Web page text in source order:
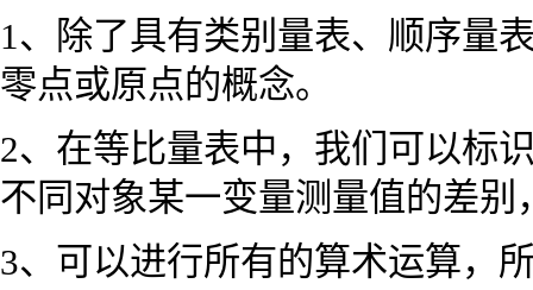
1、除了具有类别量表、顺序量
零点或原点的概念。
2、在等比量表中，我们可以标
不同对象某一变量测量值的差
3、可以进行所有的算术运算，